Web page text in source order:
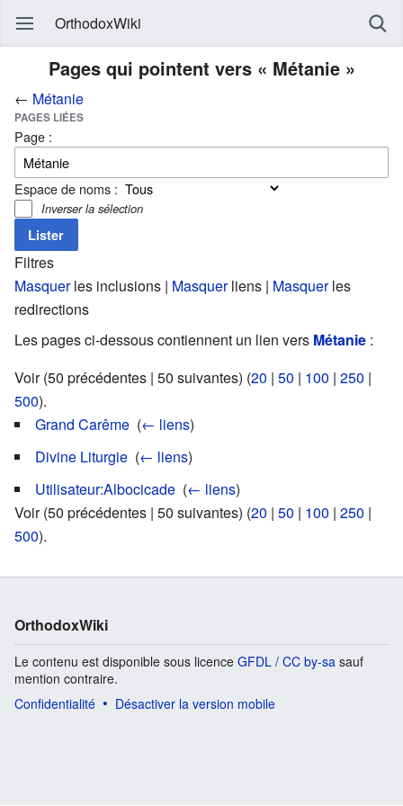
OrthodoxWiki
Pages qui pointent vers « Métanie »
← Métanie
PAGES LIÉES
Page :
Espace de noms :
Inverser la sélection
Filtres
Masquerles inclusions | Masquerliens | Masquerles
redirections
Les pages ci-dessous contiennent un lien vers Métanie :
Voir (50 précédentes | 50 suivantes) (20 | 50 | 100 | 250 |
500).
Grand Carême (← liens)
Divine Liturgie (← liens)
Utilisateur:Albocicade (← liens)
Voir (50 précédentes | 50 suivantes) (20 | 50 | 100 | 250 |
500).
OrthodoxWiki
Le contenu est disponible sous licence GFDL / CC by-sa sauf
mention contraire.
Confidentialité
Désactiver la version mobile